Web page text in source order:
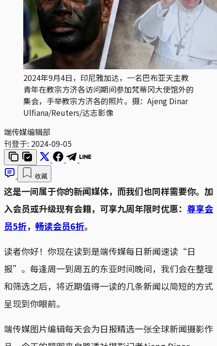
2024年9月4日，印尼雅加达，一名巴布亚天主教
青年在教宗方济各访问期间参加梵蒂冈大使馆外的
集会，手举教宗方济各的照片。摄：Ajeng Dinar
Ulfiana/Reuters/达志影像
端传媒编辑部
刊登于: 2024-09-05
收藏
这是一间属于你的新闻媒体，而我们也同样需要你。加
入会员或升级现有会籍，可享九周年限时优惠： 尊享会
员5折， 畅读会员6折。
读者你好！你现在读到是端传媒每日新闻速读“日
报”。每逢周一到周五的东亚时间晚间，我们会在整理
和筛选之后，将近期值得一读的几条新闻以简短的方式
呈现到你眼前。
端传媒图片编辑每天会为日报精选一张全球新闻摄影作